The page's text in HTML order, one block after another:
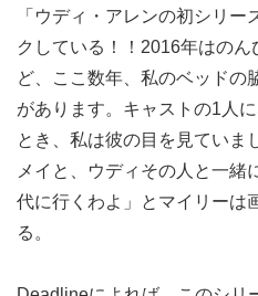
「ウディ・アレンの初シリ
クしている！！2016年はの
ど、ここ数年、私のベッドの
があります。キャストの1人
とき、私は彼の目を見ていま
メイと、ウディその人と一緒
代に行くわよ」とマイリーは
る。